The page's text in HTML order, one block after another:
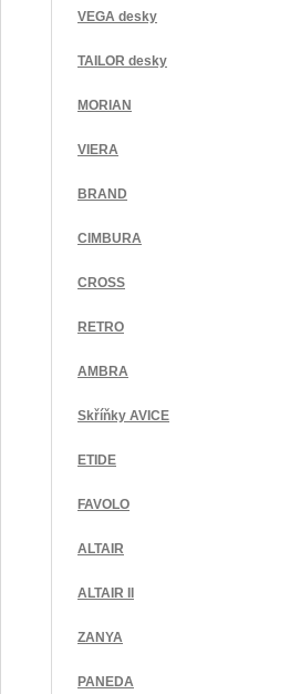
VEGA desky
TAILOR desky
MORIAN
VIERA
BRAND
CIMBURA
CROSS
RETRO
AMBRA
Skříňky AVICE
ETIDE
FAVOLO
ALTAIR
ALTAIR II
ZANYA
PANEDA